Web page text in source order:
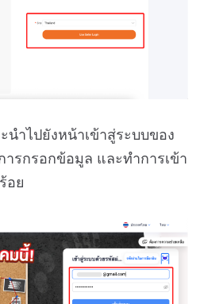
นำไปยังหน้าเข้าสู่ระบบของ
รกรอกข้อมูล และทำการเข้า
อย